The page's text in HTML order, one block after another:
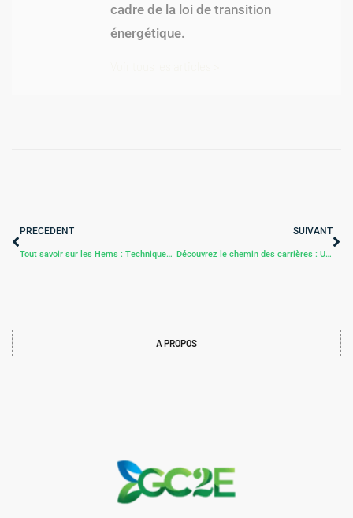
cadre de la loi de transition
énergétique.
PRECEDENT
Tout savoir sur les Hems : Techniques, Styles et Tendances
SUIVANT
Découvrez le chemin des carrières : Un voyage au cœur du patrimoine géologique
A PROPOS